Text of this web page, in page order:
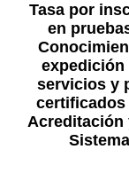
Tasa por
en
expedición
servicios y
certificados
Acreditación